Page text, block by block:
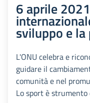
6 aprile
sviluppo e la
L'ONU celebra e
guidare il
comunità e nel
Lo sport è strumento